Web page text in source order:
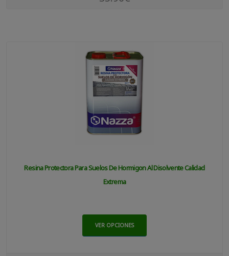
Resina Protectora Para Suelos De Hormigon Al Disolvente Calidad
Extrema
VER OPCIONES